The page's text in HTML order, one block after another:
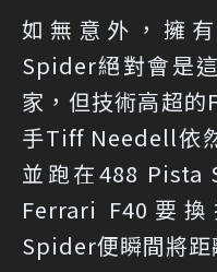
如無意外，擁
Spider絕對會是
家，但技術高超
手Tiff Needell依
並跑在488 Pista
Ferrari F40要
Spider便瞬間將距